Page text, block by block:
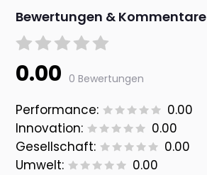
Bewertungen & Kommentare
0.00 0 Bewertungen
Performance:
0.00
Innovation:
0.00
Gesellschaft:
0.00
Umwelt:
0.00